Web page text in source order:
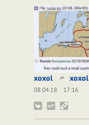
xoxol xoxol
08.04.18
17:16